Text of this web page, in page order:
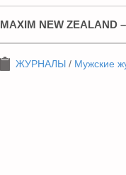
MAXIM NEW ZEALAND
ЖУРНАЛЫ / Мужские